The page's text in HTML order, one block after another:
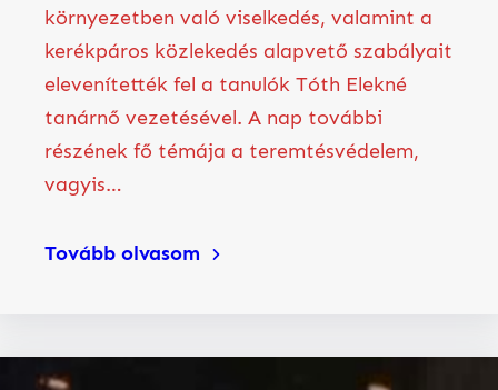
környezetben való viselkedés, valamint a
kerékpáros közlekedés alapvető szabályait
elevenítették fel a tanulók Tóth Elekné
tanárnő vezetésével. A nap további
részének fő témája a teremtésvédelem,
vagyis…
Tovább olvasom